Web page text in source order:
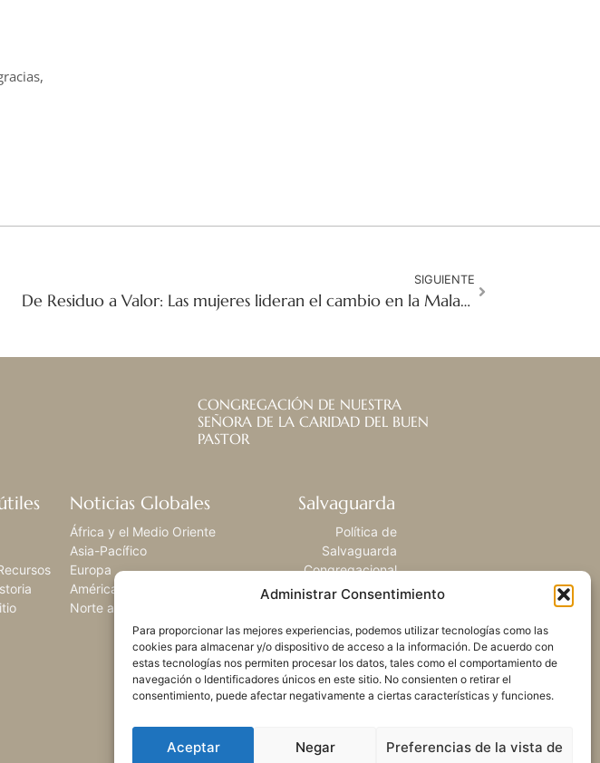
Administrar Consentimiento
Para proporcionar las mejores experiencias, podemos utilizar tecnologías como las
cookies para almacenar y/o dispositivo de acceso a la información. De acuerdo con
estas tecnologías nos permiten procesar los datos, tales como el comportamiento de
navegación o Identificadores únicos en este sitio. No consienten o retirar el
consentimiento, puede afectar negativamente a ciertas características y funciones.
Aceptar Negar Preferencias de la vista de
SIGUIENTE
De Residuo a Valor: Las mujeres lideran el cambio en la Malaysia rural
CONGREGACIÓN DE NUESTRA
SEÑORA DE LA CARIDAD DEL BUEN
PASTOR
Noticias Globales
África y el Medio Oriente
Asia-Pacífico
Europa
América Latina,
Norte américa
Salvaguarda
Política de
Salvaguarda
Congregacional